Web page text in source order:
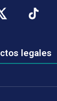
legales